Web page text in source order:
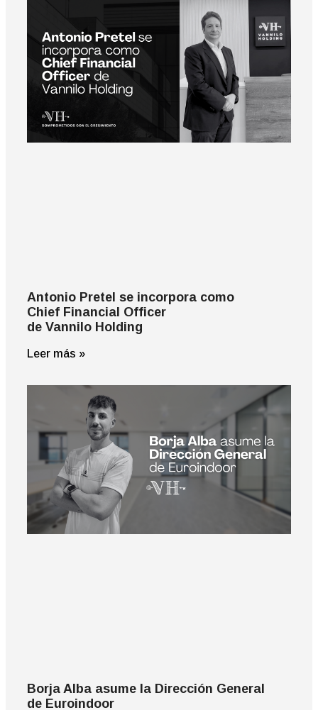
Antonio Pretel se incorpora como
Chief Financial Officer
de Vannilo Holding
Leer más »
Borja Alba asume la Dirección General
de Euroindoor